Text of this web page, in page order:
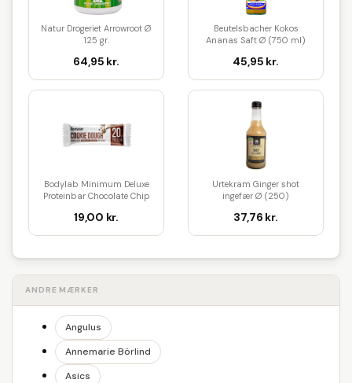
Natur Drogeriet Arrowroot Ø
125 gr.
64,95 kr.
Beutelsbacher Kokos
Ananas Saft Ø (750 ml)
45,95 kr.
Bodylab Minimum Deluxe
Proteinbar Chocolate Chip
19,00 kr.
Urtekram Ginger shot
ingefær Ø (250)
37,76 kr.
ANDRE MÆRKER
Angulus
Annemarie Börlind
Asics